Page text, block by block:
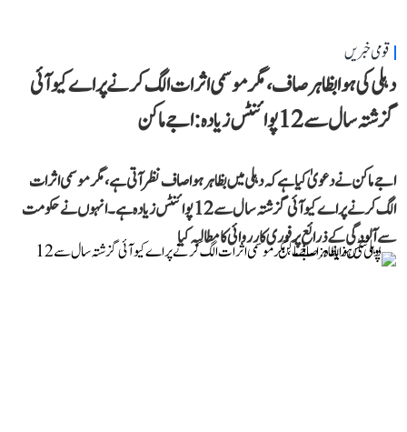
قومی خبریں
دہلی کی ہوا بظاہر صاف، مگر موسمی اثرات الگ کرنے پر اے کیو آئی
گزشتہ سال سے 12 پوائنٹس زیادہ: اجے ماکن
اجے ماکن نے دعویٰ کیا ہے کہ دہلی میں بظاہر ہوا صاف نظر آتی ہے، مگر موسمی اثرات
الگ کرنے پر اے کیو آئی گزشتہ سال سے 12 پوائنٹس زیادہ ہے۔ انہوں نے حکومت
سے آلودگی کے ذرائع پر فوری کارروائی کا مطالبہ کیا